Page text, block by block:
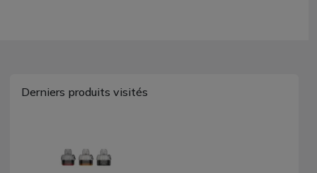
Derniers produits visités